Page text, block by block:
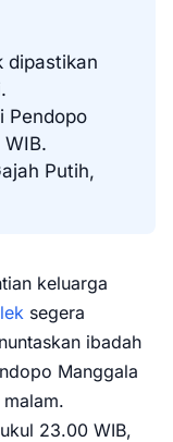
dipastikan
Pendopo
Putih,
keluarga
segera
ibadah
Manggala
23.00 WIB,